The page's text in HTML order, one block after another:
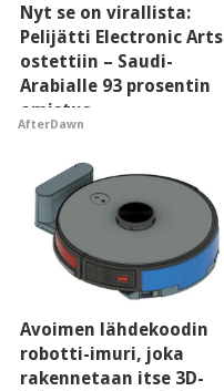
Nyt se on virallista:
Pelijätti Electronic Arts
ostettiin – Saudi-
Arabialle 93 prosentin
omistus
AfterDawn
Avoimen lähdekoodin
robotti-imuri, joka
rakennetaan itse 3D-